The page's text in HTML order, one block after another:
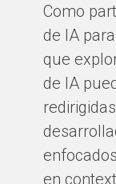
Como
de IA
que
de IA
en